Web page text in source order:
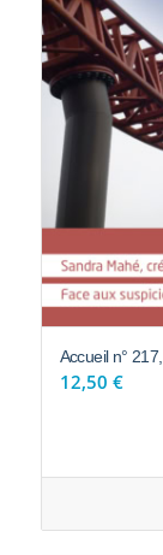
Accueil n°
12,50 €